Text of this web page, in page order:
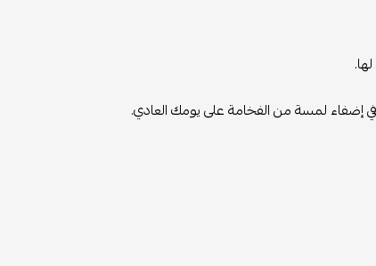
إضفاء لمسة من الفخامة على يومك العادي.